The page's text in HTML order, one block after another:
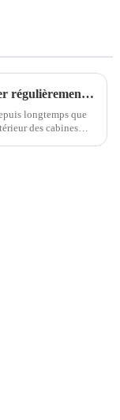
Changer régulièrement les filtres à air de la cabine peut aider à protéger la santé du conducteur
longtemps que
des cabines